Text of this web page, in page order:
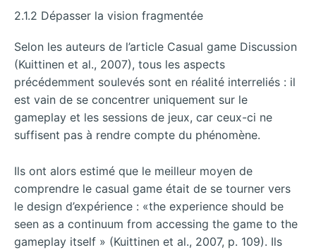
2.1.2 Dépasser la vision fragmentée
Selon les auteurs de l’article Casual game Discussion
(Kuittinen et al., 2007), tous les aspects
précédemment soulevés sont en réalité interreliés : il
est vain de se concentrer uniquement sur le
gameplay et les sessions de jeux, car ceux-ci ne
suffisent pas à rendre compte du phénomène.
Ils ont alors estimé que le meilleur moyen de
comprendre le casual game était de se tourner vers
le design d’expérience : «the experience should be
seen as a continuum from accessing the game to the
gameplay itself » (Kuittinen et al., 2007, p. 109). Ils